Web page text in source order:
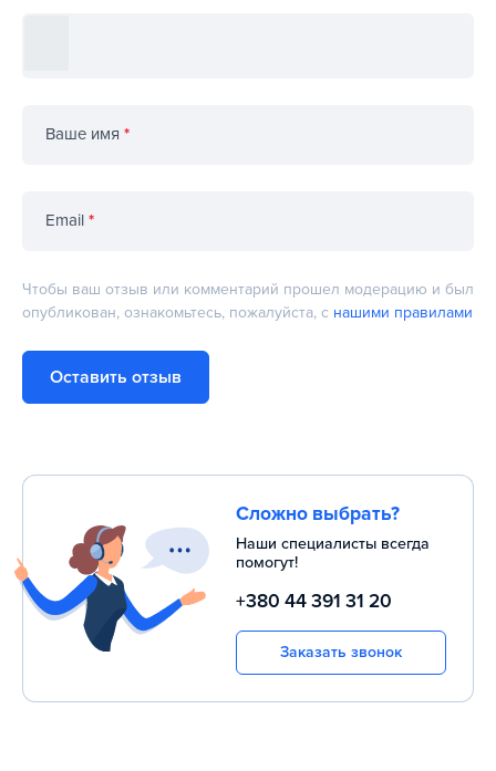
Ваше имя *
Email *
Чтобы ваш отзыв или комментарий прошел модерацию и был
опубликован, ознакомьтесь, пожалуйста, с нашими правилами
Оставить отзыв
Сложно выбрать?
Наши специалисты всегда
помогут!
+380 44 391 31 20
Заказать звонок